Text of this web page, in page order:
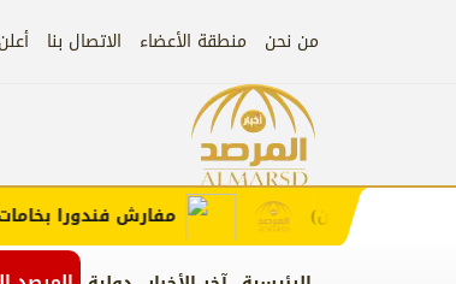
من نحن منطقة الأعضاء الاتصال بنا
مفارش فندورا بخامات الإعلان)